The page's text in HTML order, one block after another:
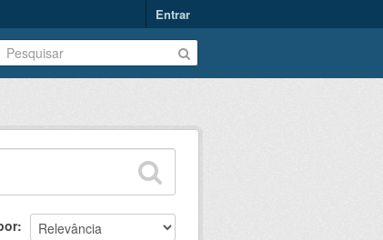
Entrar